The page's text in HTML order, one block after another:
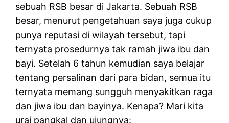
sebuah RSB besar di Jakarta. Sebuah RSB
besar, menurut pengetahuan saya juga cukup
punya reputasi di wilayah tersebut, tapi
ternyata prosedurnya tak ramah jiwa ibu dan
bayi. Setelah 6 tahun kemudian saya belajar
tentang persalinan dari para bidan, semua itu
ternyata memang sungguh menyakitkan raga
dan jiwa ibu dan bayinya. Kenapa? Mari kita
urai pangkal dan ujungnya: